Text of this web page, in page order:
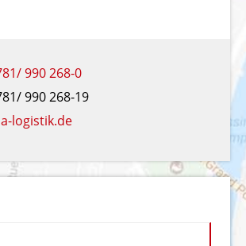
990 268-0
990 268-19
logistik.de